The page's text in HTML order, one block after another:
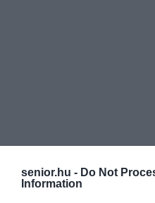
senior.hu - Do Not
Information